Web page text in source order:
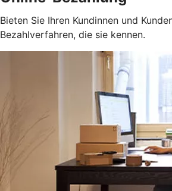
Bieten Sie Ihren Kundinnen und
Bezahlverfahren, die sie kennen.